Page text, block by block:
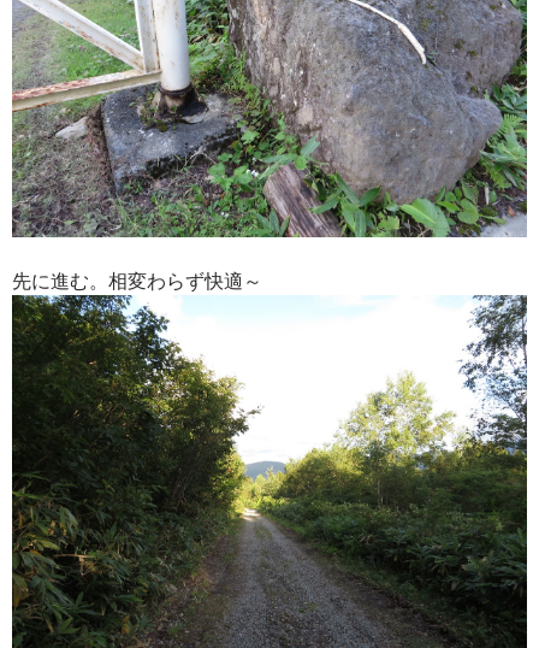
先に進む。相変わらず快適～